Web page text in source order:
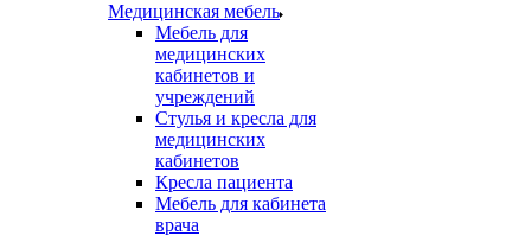
Медицинская мебель
Мебель для
медицинских
кабинетов и
учреждений
Стулья и кресла для
медицинских
кабинетов
Кресла пациента
Мебель для кабинета
врача